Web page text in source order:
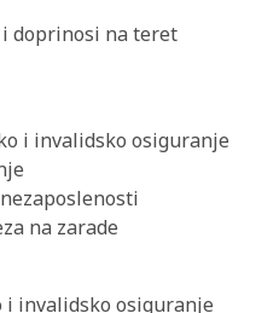
doprinosi na teret
i invalidsko osiguranje
na zarade
i invalidsko osiguranje